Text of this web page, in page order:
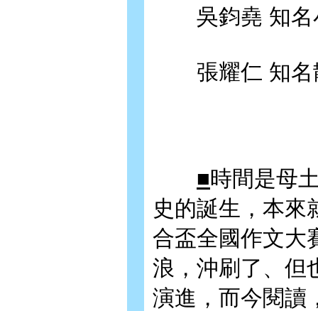
吳鈞堯 知名
張耀仁 知名
■時間是母
史的誕生，本來
合盃全國作文大
浪，沖刷了、但
演進，而今閱讀